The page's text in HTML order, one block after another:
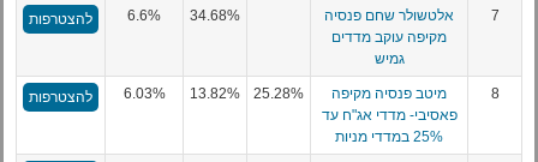
7
אלטשולר שחם פנסיה
מקיפה עוקב מדדים
גמיש
34.68%
6.6% להצטרפות
8
מיטב פנסיה מקיפה
פאסיבי- מדדי אג"ח עד
25% במדדי מניות
25.28%
13.82%
6.03% להצטרפות